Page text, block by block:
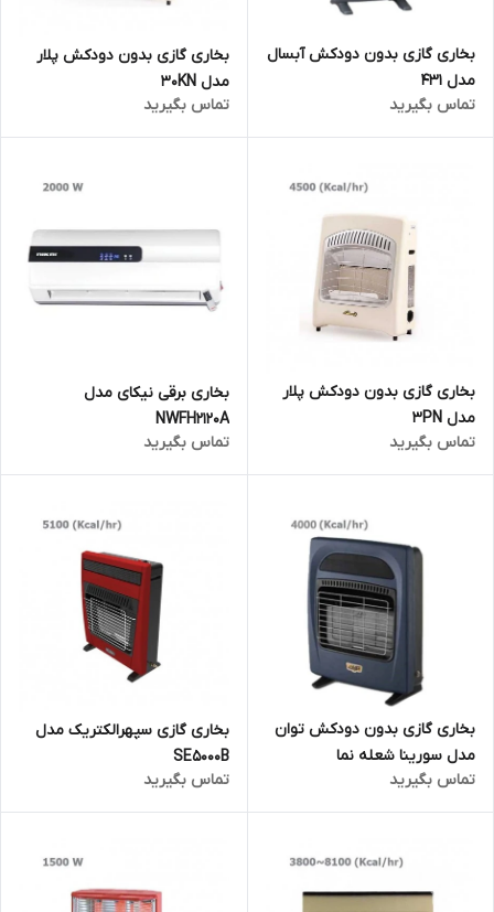
بخاری گازی بدون دودکش آبسال
مدل 431
تماس بگیرید
بخاری گازی بدون دودکش پلار
مدل 30KN
تماس بگیرید
بخاری گازی بدون دودکش پلار
مدل 3PN
تماس بگیرید
بخاری برقی نیکای مدل
NWFH2120A
تماس بگیرید
بخاری گازی بدون دودکش توان
مدل سورینا شعله نما
تماس بگیرید
بخاری گازی سپهرالکتریک مدل
SE5000B
تماس بگیرید